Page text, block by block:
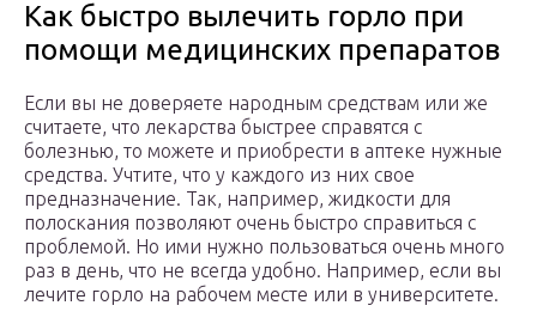
Как быстро вылечить горло при
помощи медицинских препаратов
Если вы не доверяете народным средствам или же
считаете, что лекарства быстрее справятся с
болезнью, то можете и приобрести в аптеке нужные
средства. Учтите, что у каждого из них свое
предназначение. Так, например, жидкости для
полоскания позволяют очень быстро справиться с
проблемой. Но ими нужно пользоваться очень много
раз в день, что не всегда удобно. Например, если вы
лечите горло на рабочем месте или в университете.